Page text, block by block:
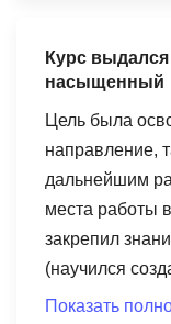
аналитики.
skills (Excel,
данных), а
решения
был кейс-
будущем
Курс
насыщенный
Цель была
направление,
дальнейшим
места работы
закрепил
(научился
мой взгляд,
Показать